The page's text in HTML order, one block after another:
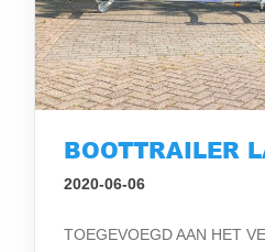
BOOTTRAILER
2020-06-06
TOEGEVOEGD AAN HET